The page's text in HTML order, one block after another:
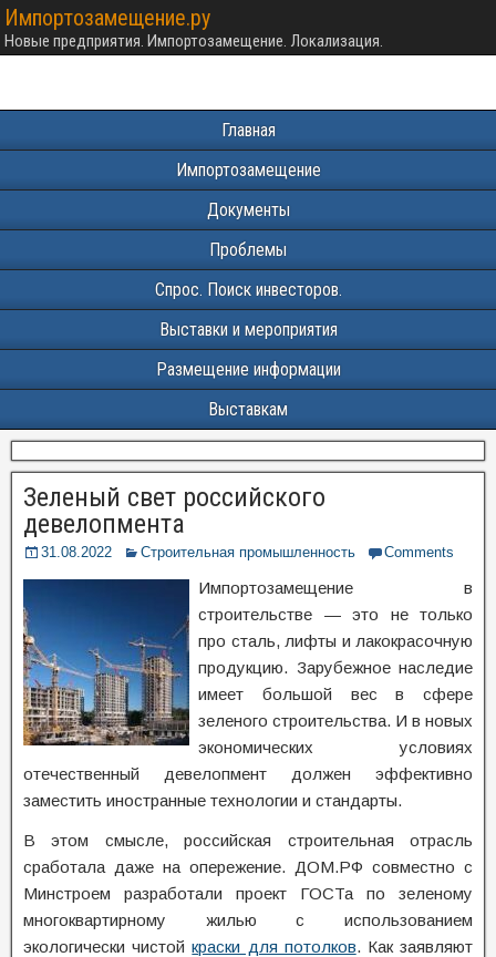
Импортозамещение.ру
Новые предприятия. Импортозамещение. Локализация.
Главная
Импортозамещение
Документы
Проблемы
Спрос. Поиск инвесторов.
Выставки и мероприятия
Размещение информации
Выставкам
Зеленый свет российского
девелопмента
31.08.2022 Строительная промышленность Comments
Импортозамещение в
строительстве — это не только
про сталь, лифты и лакокрасочную
продукцию. Зарубежное наследие
имеет большой вес в сфере
зеленого строительства. И в новых
экономических условиях
отечественный девелопмент должен эффективно
заместить иностранные технологии и стандарты.
В этом смысле, российская строительная отрасль
сработала даже на опережение. ДОМ.РФ совместно с
Минстроем разработали проект ГОСТа по зеленому
многоквартирному жилью с использованием
экологически чистойкраски для потолков. Как заявляют